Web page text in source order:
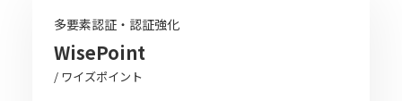
多要素認証・認証強化
WisePoint
/ ワイズポイント